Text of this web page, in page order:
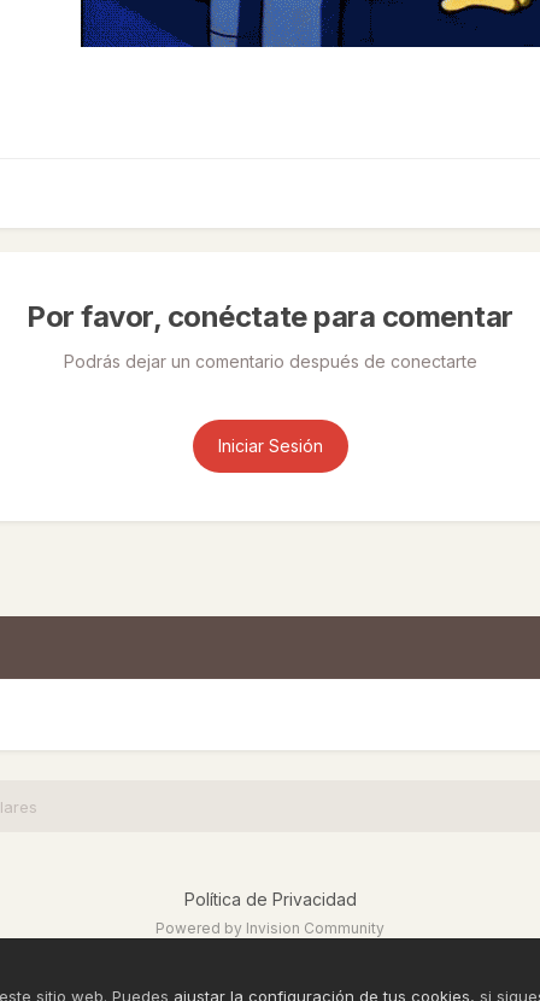
Por favor, conéctate para comentar
Podrás dejar un comentario después de conectarte
Iniciar Sesión
Política de Privacidad
Powered by Invision Community
sitio web. Puedes ajustar la configuración de tus cookies, si